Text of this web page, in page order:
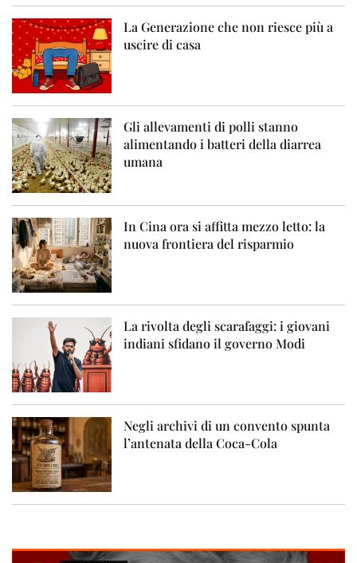
La Generazione che non riesce più a
uscire di casa
Gli allevamenti di polli stanno
alimentando i batteri della diarrea
umana
In Cina ora si affitta mezzo letto: la
nuova frontiera del risparmio
La rivolta degli scarafaggi: i giovani
indiani sfidano il governo Modi
Negli archivi di un convento spunta
l’antenata della Coca-Cola